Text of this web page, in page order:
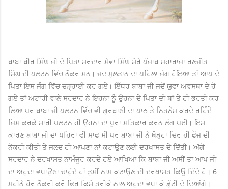
ਬਾਬਾ ਬੀਰ ਸਿੰਘ ਜੀ ਦੇ ਪਿਤਾ ਸਰਦਾਰ ਸੇਵਾ ਸਿੰਘ ਸ਼ੇਰੇ ਪੰਜਾਬ ਮਹਾਰਾਜਾ ਰਣਜੀਤ
ਸਿੰਘ ਦੀ ਪਲਟਨ ਵਿੱਚ ਨੌਕਰ ਸਨ। ਜਦ ਮੁਲਤਾਨ ਦਾ ਪਹਿਲਾ ਜੰਗ ਹੋਇਆ ਤਾਂ ਆਪ ਦੇ
ਪਿਤਾ ਇਸ ਜੰਗ ਵਿੱਚ ਚੜ੍ਹਾਈ ਕਰ ਗਏ। ਇੱਧਰ ਬਾਬਾ ਜੀ ਜਦੋਂ ਯੁਵਾ ਅਵਸਥਾ ਦੇ ਹੋ
ਗਏ ਤਾਂ ਅਟਾਰੀ ਵਾਲੇ ਸਰਦਾਰ ਨੇ ਇਹਨਾ ਨੂੰ ਉਹਨਾ ਦੇ ਪਿਤਾ ਦੀ ਥਾਂ ਤੇ ਹੀ ਭਰਤੀ ਕਰ
ਲਿਆ ਪਰ ਬਾਬਾ ਜੀ ਪਲਟਨ ਵਿੱਚ ਵੀ ਗੁਰਬਾਣੀ ਦਾ ਪਾਠ ਤੇ ਨਿਤਨੇਮ ਕਰਦੇ ਰਹਿੰਦੇ
ਜਿਸ ਕਰਕੇ ਸਾਰੀ ਪਲਟਨ ਹੀ ਉਹਨਾ ਦਾ ਪੂਰਾ ਸਤਿਕਾਰ ਕਰਨ ਲੱਗ ਪਈ। ਇਸ
ਕਾਰਣ ਬਾਬਾ ਜੀ ਦਾ ਪਹਿਰਾ ਵੀ ਮਾਫ ਸੀ ਪਰ ਬਾਬਾ ਜੀ ਨੇ ਥੋੜ੍ਹਾ ਚਿਰ ਹੀ ਫੌਜ ਦੀ
ਨੋਕਰੀ ਕੀਤੀ ਤੇ ਜਲਦ ਹੀ ਆਪਣਾ ਨਾਂ ਕਟਾਉਣ ਲਈ ਦਰਖਾਸਤ ਦੇ ਦਿੱਤੀ। ਅੱਗੋ
ਸਰਦਾਰ ਨੇ ਦਰਖਾਸਤ ਨਾਮੰਜੂਰ ਕਰਦੇ ਹੋਏ ਆਖਿਆ ਕਿ ਬਾਬਾ ਜੀ ਅਸੀਂ ਤਾ ਆਪ ਜੀ
ਦਾ ਅਹੁਦਾ ਵਧਾਉਣਾ ਚਾਹੁੰਦੇ ਹਾਂ ਤੁਸੀਂ ਨਾਮ ਕਟਾਉਣ ਦੀ ਦਰਖਾਸਤ ਕਿਊ ਦਿੰਦੇ ਹੋ। 6
ਮਹੀਨੇ ਹੋਰ ਨੋਕਰੀ ਕਰੋ ਫਿਰ ਕਿਸੇ ਤਰੀਕੇ ਨਾਲ ਅਹੁਦਾ ਵਧਾ ਕੇ ਛੁੱਟੀ ਦੇ ਦਿਆਂਗੇ।